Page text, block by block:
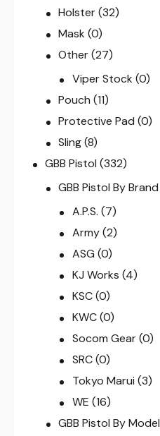
Holster (32)
Mask (0)
Other (27)
Viper Stock (0)
Pouch (11)
Protective Pad (0)
Sling (8)
GBB Pistol (332)
GBB Pistol By Brand
A.P.S. (7)
Army (2)
ASG (0)
KJ Works (4)
KSC (0)
KWC (0)
Socom Gear (0)
SRC (0)
Tokyo Marui (3)
WE (16)
GBB Pistol By Model